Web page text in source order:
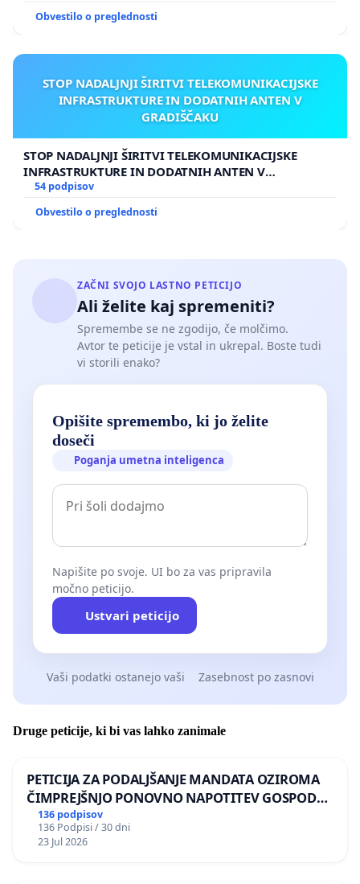
Obvestilo o preglednosti
STOP NADALJNJI ŠIRITVI TELEKOMUNIKACIJSKE
INFRASTRUKTURE IN DODATNIH ANTEN V
GRADIŠČAKU
STOP NADALJNJI ŠIRITVI TELEKOMUNIKACIJSKE
INFRASTRUKTURE IN DODATNIH ANTEN V
GRADIŠČAKU
54 podpisov
Obvestilo o preglednosti
ZAČNI SVOJO LASTNO PETICIJO
Ali želite kaj spremeniti?
Spremembe se ne zgodijo, če molčimo.
Avtor te peticije je vstal in ukrepal. Boste tudi
vi storili enako?
Opišite spremembo, ki jo želite
doseči
Poganja umetna inteligenca
Napišite po svoje. UI bo za vas pripravila
močno peticijo.
Ustvari peticijo
Vaši podatki ostanejo vaši Zasebnost po zasnovi
Druge peticije, ki bi vas lahko zanimale
PETICIJA ZA PODALJŠANJE MANDATA OZIROMA
ČIMPREJŠNJO PONOVNO NAPOTITEV GOSPODA
BERNARDA ŠRAJNERJA NA VELEPOSLANIŠTVO
REPUBLIKE SLOVENIJE V MOSKVI
136 podpisov
136 Podpisi / 30 dni
23 Jul 2026